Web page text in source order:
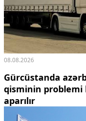
Mətbuat-150
Əlaqə
Missiyamız
08.08.2026
Gürcüstanda
qisminin problemi
aparılır